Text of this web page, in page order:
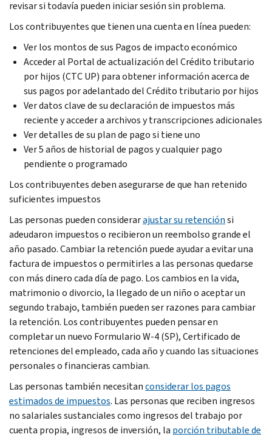
revisar si todavía pueden iniciar sesión sin problema.
Los contribuyentes que tienen una cuenta en línea pueden:
Ver los montos de sus Pagos de impacto económico
Acceder al Portal de actualización del Crédito tributario
por hijos (CTC UP) para obtener información acerca de
sus pagos por adelantado del Crédito tributario por hijos
Ver datos clave de su declaración de impuestos más
reciente y acceder a archivos y transcripciones adicionales
Ver detalles de su plan de pago si tiene uno
Ver 5 años de historial de pagos y cualquier pago
pendiente o programado
Los contribuyentes deben asegurarse de que han retenido
suficientes impuestos
Las personas pueden considerarajustar su retenciónsi
adeudaron impuestos o recibieron un reembolso grande el
año pasado. Cambiar la retención puede ayudar a evitar una
factura de impuestos o permitirles a las personas quedarse
con más dinero cada día de pago. Los cambios en la vida,
matrimonio o divorcio, la llegado de un niño o aceptar un
segundo trabajo, también pueden ser razones para cambiar
la retención. Los contribuyentes pueden pensar en
completar un nuevo Formulario W-4 (SP), Certificado de
retenciones del empleado, cada año y cuando las situaciones
personales o financieras cambian.
Las personas también necesitanconsiderar los pagos
estimados de impuestos. Las personas que reciben ingresos
no salariales sustanciales como ingresos del trabajo por
cuenta propia, ingresos de inversión, la porción tributable de